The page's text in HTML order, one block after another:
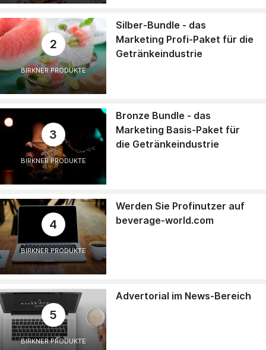
2
BIRKNER PRODUKTE
Silber-Bundle - das
Marketing Profi-Paket für die
Getränkeindustrie
3
BIRKNER PRODUKTE
Bronze Bundle - das
Marketing Basis-Paket für
die Getränkeindustrie
4
BIRKNER PRODUKTE
Werden Sie Profinutzer auf
beverage-world.com
5
BIRKNER PRODUKTE
Advertorial im News-Bereich